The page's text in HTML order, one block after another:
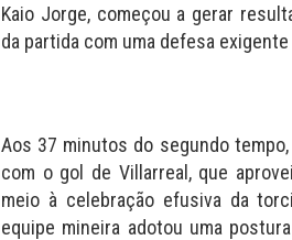
Kaio Jorge, começou a gerar
da partida com uma defesa
Aos 37 minutos do segundo
com o gol de Villarreal, que
meio à celebração efusiva da
equipe mineira adotou uma